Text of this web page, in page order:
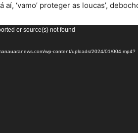
aí, ‘vamo’ proteger as loucas’,
or source(s) not found
wp-content/uploads/2024/01/004.mp4?